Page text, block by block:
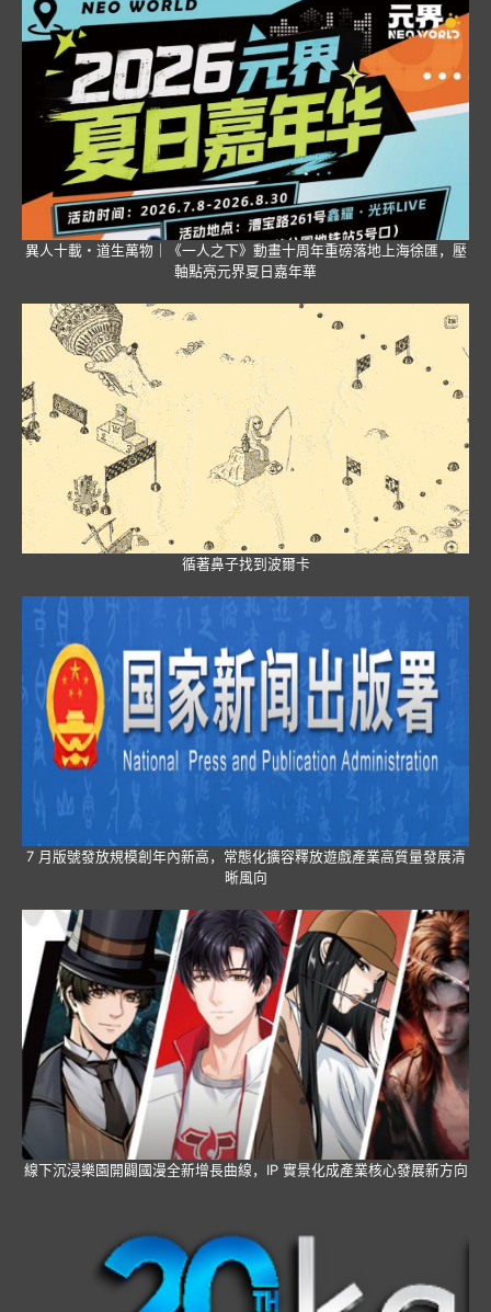
異人十載・道生萬物｜《一人之下》動畫十周年重磅落地上海徐匯，壓
軸點亮元界夏日嘉年華
循著鼻子找到波爾卡
7 月版號發放規模創年內新高，常態化擴容釋放遊戲產業高質量發展清
晰風向
線下沉浸樂園開闢國漫全新增長曲線，IP 實景化成產業核心發展新方向